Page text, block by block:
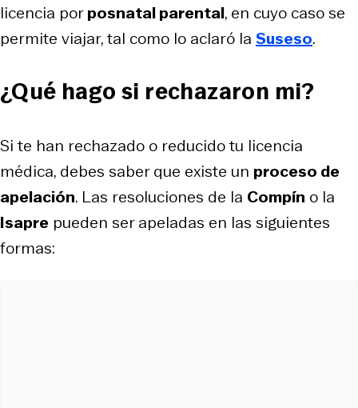
licencia porposnatal parental, en cuyo caso se
permite viajar, tal como lo aclaró la Suseso.
¿Qué hago si rechazaron mi?
Si te han rechazado o reducido tu licencia
médica, debes saber que existe un proceso de
apelación. Las resoluciones de la Compín o la
Isapre pueden ser apeladas en las siguientes
formas: